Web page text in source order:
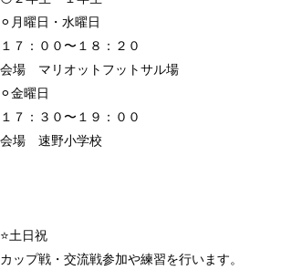
⚪︎月曜日・水曜日
１７：００〜１８：２０
会場 マリオットフットサル場
⚪︎金曜日
１７：３０〜１９：００
会場 速野小学校
⭐️土日祝
カップ戦・交流戦参加や練習を行います。